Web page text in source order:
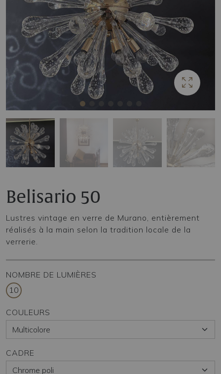
Belisario 50
Lustres vintage en verre de Murano, entièrement
réalisés à la main selon la tradition locale de la
verrerie.
NOMBRE DE LUMIÈRES
10
COULEURS
CADRE